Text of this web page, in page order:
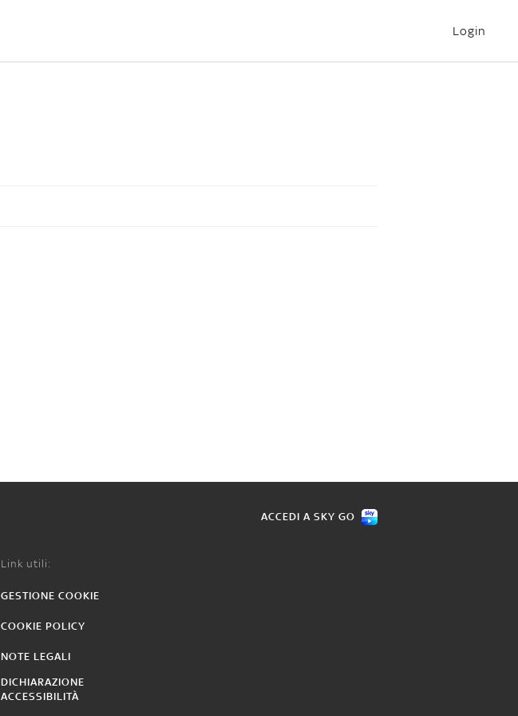
Login
ACCEDI A SKY GO
Link utili:
GESTIONE COOKIE
COOKIE POLICY
NOTE LEGALI
DICHIARAZIONE
ACCESSIBILITÀ